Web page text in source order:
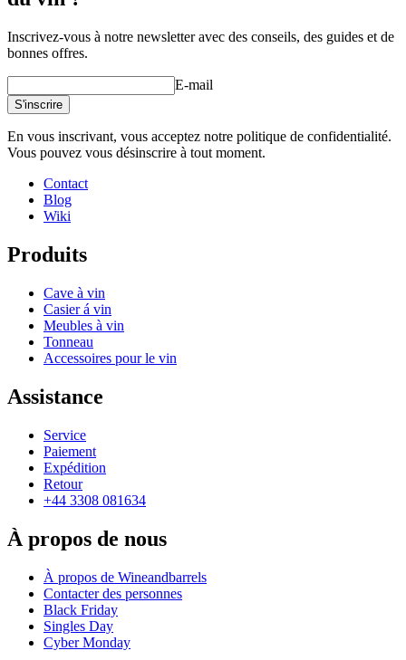
Inscrivez-vous à notre newsletter avec des conseils, des guides et de
bonnes offres.
E-mail
S'inscrire
En vous inscrivant, vous acceptez notre politique de confidentialité.
Vous pouvez vous désinscrire à tout moment.
Contact
Blog
Wiki
Produits
Cave à vin
Casier á vin
Meubles à vin
Tonneau
Accessoires pour le vin
Assistance
Service
Paiement
Expédition
Retour
+44 3308 081634
À propos de nous
À propos de Wineandbarrels
Contacter des personnes
Black Friday
Singles Day
Cyber Monday